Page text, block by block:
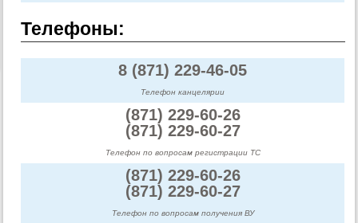
Телефоны:
8 (871) 229-46-05
Телефон канцелярии
(871) 229-60-26
(871) 229-60-27
Телефон по вопросам регистрации ТС
(871) 229-60-26
(871) 229-60-27
Телефон по вопросам получения ВУ